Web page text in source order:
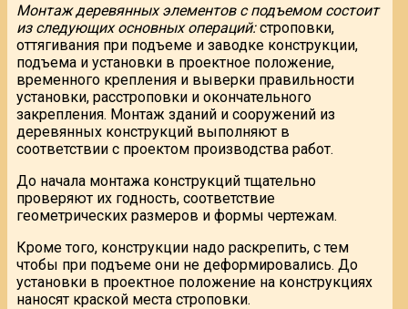
Монтаж деревянных элементов с подъемом состоит
из следующих основных операций:строповки,
оттягивания при подъеме и заводке конструкции,
подъема и установки в проектное положение,
временного крепления и выверки правильности
установки, расстроповки и окончательного
закрепления. Монтаж зданий и сооружений из
деревянных конструкций выполняют в
соответствии с проектом производства работ.
До начала монтажа конструкций тщательно
проверяют их годность, соответствие
геометрических размеров и формы чертежам.
Кроме того, конструкции надо раскрепить, с тем
чтобы при подъеме они не деформировались. До
установки в проектное положение на конструкциях
наносят краской места строповки.